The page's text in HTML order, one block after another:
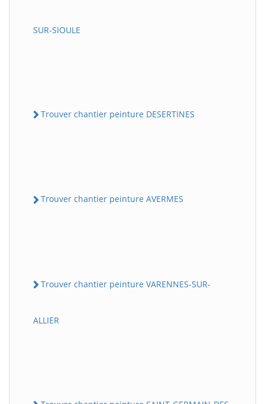
SUR-SIOULE
Trouver chantier peinture DESERTINES
Trouver chantier peinture AVERMES
Trouver chantier peinture VARENNES-SUR-
ALLIER